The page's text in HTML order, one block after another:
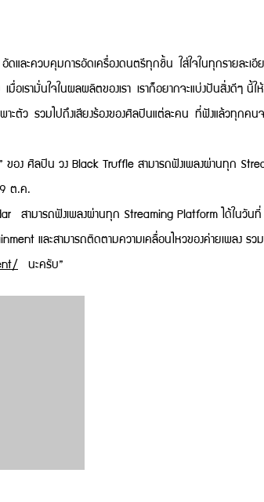
และควบคุมการอัดเครื่องดนตรีทุกชิ้น ใส่ใจในทุกรายละ
อเรามั่นใจในผลผลิตของเรา เราก็อยากจะแบ่งปันสิ่งดีๆ
ตัว รวมไปถึงเสียงร้องของศิลปินแต่ละคน ที่ฟังแล้วทุกคน
อง ศิลปิน วง Black Truffle สามารถฟังเพลงผ่านทุก
ต.ค.
ถฟังเพลงผ่านทุก Streaming Platform ได้ในวันที่
และสามารถติดตามความเคลื่อนไหวของค่ายเพล
นะครับ”